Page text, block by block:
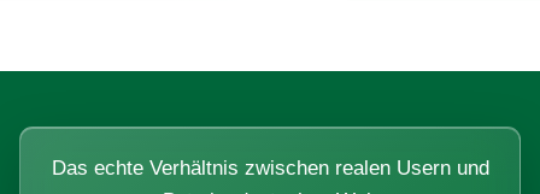
Das echte Verhältnis zwischen realen Usern und